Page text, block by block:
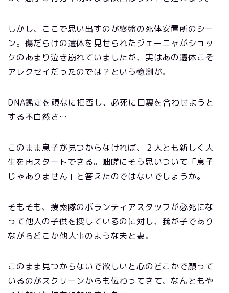
しかし、ここで思い出すのが終盤の死体安置所のシー
ン。傷だらけの遺体を見せられたジェーニャがショッ
クのあまり泣き崩れていましたが、実はあの遺体こそ
アレクセイだったのでは？という憶測が。
DNA鑑定を頑なに拒否し、必死に口裏を合わせようと
する不自然さ…
このまま息子が見つからなければ、２人とも新しく人
生を再スタートできる。咄嗟にそう思いついて「息子
じゃありません」と答えたのではないでしょうか。
そもそも、捜索隊のボランティアスタッフが必死にな
って他人の子供を捜しているのに対し、我が子であり
ながらどこか他人事のような夫と妻。
このまま見つからないで欲しいと心のどこかで願って
いるのがスクリーンからも伝わってきて、なんともや